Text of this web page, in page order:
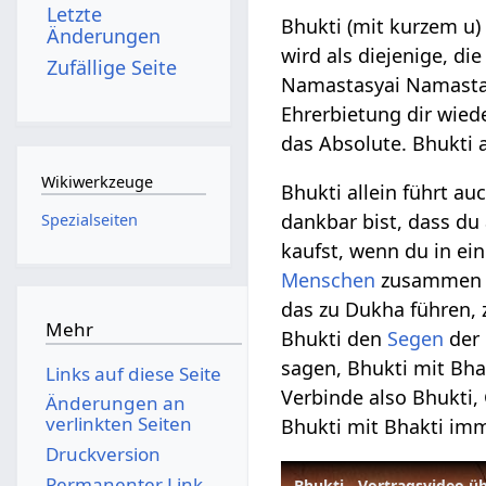
Bhukti (mit kurzem
wird als diejenige,
Namastasyai
Ehrerbietung dir
das Absolute.
Bhukti allein führt
dankbar bist, dass
kaufst, wenn du in
Menschen
das zu Dukha
Bhukti den Segen der
sagen, Bhukti mit
Verbinde also
Bhukti mit Bhakti
Letzte
Änderungen
Zufällige Seite
Wikiwerkzeuge
Spezialseiten
Mehr
Links auf diese Seite
Änderungen an
verlinkten Seiten
Druckversion